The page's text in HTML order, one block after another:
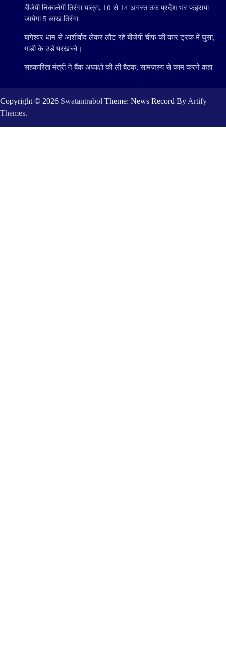
बीजेपी निकालेगी तिरंगा यात्रा, 10 से 14 अगस्त तक प्रदेश भर फहराया
जायेगा 5 लाख तिरंगा
बागेश्वर धाम से आशीर्वाद लेकर लौट रहे बीजेपी चीफ की कार ट्रक में घुसा,
गाडी के उड़े परखच्चे।
सहकारिता मंत्री ने बैंक अध्यक्षो की ली बैठक, सामंजस्य से काम करने कहा
Copyright © 2026 Swatantrabol Theme: News Record By Artify
Themes.